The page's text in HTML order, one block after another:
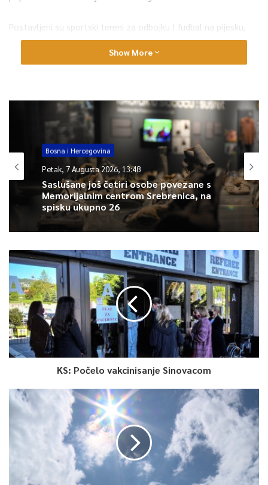
Postavljeni su sportski tereni za odbojku I fudbal na pijesku,
mali nogomet I košarku
Article Rating
Show More
Bosna i Hercegovina
Petak, 7 Augusta 2026, 13:48
Saslušane još četiri osobe povezane s
Memorijalnim centrom Srebrenica, na
spisku ukupno 26
KS: Počelo vakcinisanje Sinovacom